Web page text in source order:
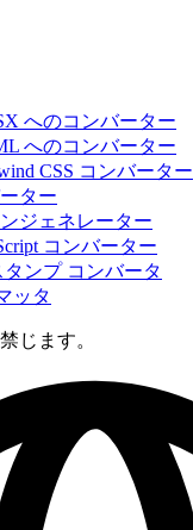
へのコンバーター
へのコンバーター
CSS コンバーター
ター
ジェネレーター
コンバーター
ンプ コンバータ
ッタ
じます。